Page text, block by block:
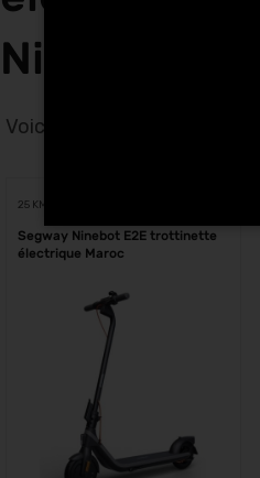
Ninebot
Voici le seul résultat
25 KM
Segway Ninebot E2E trottinette
électrique Maroc